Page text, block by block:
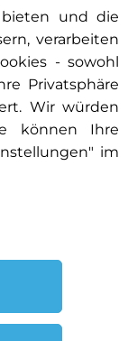
und die
verarbeiten
- sowohl
Privatsphäre
Wir würden
können Ihre
im